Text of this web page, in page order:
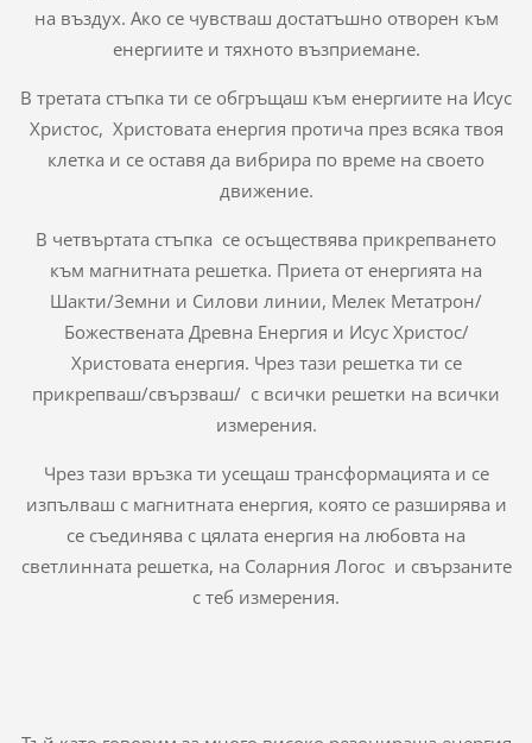
на въздух. Ако се чувстваш достатъшно отворен към
енергиите и тяхното възприемане.
В третата стъпка ти се обгръщаш към енергиите на Исус
Христос, Христовата енергия протича през всяка твоя
клетка и се оставя да вибрира по време на своето
движение.
В четвъртата стъпка се осъществява прикрепването
към магнитната решетка. Приета от енергията на
Шакти/Земни и Силови линии, Мелек Метатрон/
Божествената Древна Енергия и Исус Христос/
Христовата енергия. Чрез тази решетка ти се
прикрепваш/свързваш/ с всички решетки на всички
измерения.
Чрез тази връзка ти усещаш трансформацията и се
изпълваш с магнитната енергия, която се разширява и
се съединява с цялата енергия на любовта на
светлинната решетка, на Соларния Логос и свързаните
с теб измерения.